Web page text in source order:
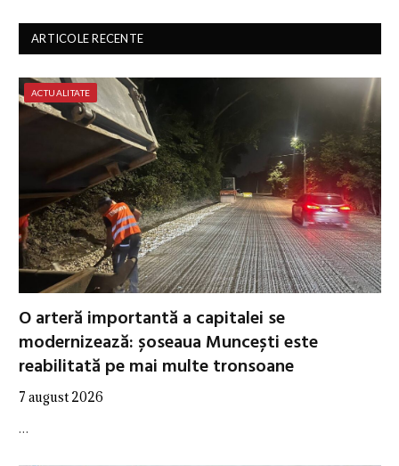
ARTICOLE RECENTE
ACTUALITATE
O arteră importantă a capitalei se
modernizează: șoseaua Muncești este
reabilitată pe mai multe tronsoane
7 august 2026
…